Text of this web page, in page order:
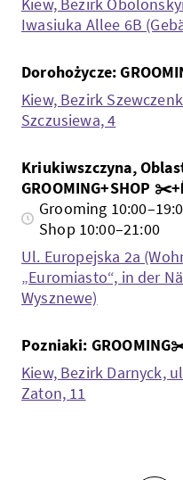
Iwasiuka Allee 6B
Dorohożycze:
Kiew, Bezirk
Szczusiewa, 4
Kriukiwszczyna,
GROOMING+SHOP
Grooming
Shop 10:00–21:00
Ul. Europejska 2a
„Euromiasto“, in der
Wysznewe)
Pozniaki:
Kiew, Bezirk Darnyck,
Zaton, 11